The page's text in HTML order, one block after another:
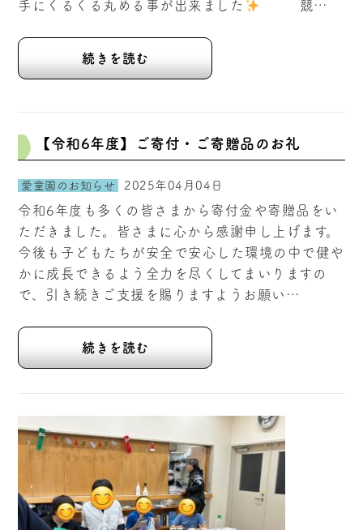
手にくるくる丸める事が出来ました 競…
続きを読む
【令和6年度】ご寄付・ご寄贈品のお礼
愛童園のお知らせ 2025年04月04日
令和6年度も多くの皆さまから寄付金や寄贈品をい
ただきました。皆さまに心から感謝申し上げます。
今後も子どもたちが安全で安心した環境の中で健や
かに成長できるよう全力を尽くしてまいりますの
で、引き続きご支援を賜りますようお願い…
続きを読む